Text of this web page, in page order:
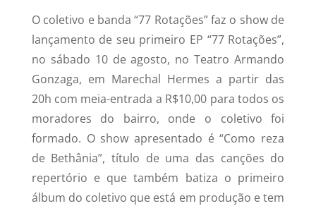
O coletivo e banda “77 Rotações” faz o show de
lançamento de seu primeiro EP “77 Rotações”,
no sábado 10 de agosto, no Teatro Armando
Gonzaga, em Marechal Hermes a partir das
20h com meia-entrada a R$10,00 para todos os
moradores do bairro, onde o coletivo foi
formado. O show apresentado é “Como reza
de Bethânia”, título de uma das canções do
repertório e que também batiza o primeiro
álbum do coletivo que está em produção e tem